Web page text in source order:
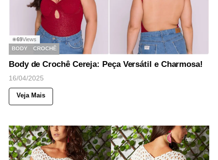
◉69Views
BODY
CROCHÊ
Body de Crochê Cereja: Peça Versátil e Charmosa!
16/04/2025
Veja Mais